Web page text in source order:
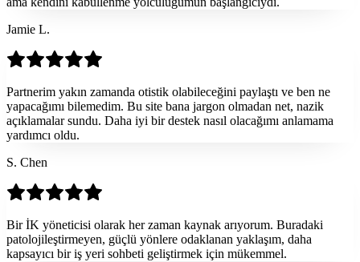
Jamie L.
Partnerim yakın zamanda otistik olabileceğini paylaştı ve ben ne
yapacağımı bilemedim. Bu site bana jargon olmadan net, nazik
açıklamalar sundu. Daha iyi bir destek nasıl olacağımı anlamama
yardımcı oldu.
S. Chen
Bir İK yöneticisi olarak her zaman kaynak arıyorum. Buradaki
patolojileştirmeyen, güçlü yönlere odaklanan yaklaşım, daha
kapsayıcı bir iş yeri sohbeti geliştirmek için mükemmel.